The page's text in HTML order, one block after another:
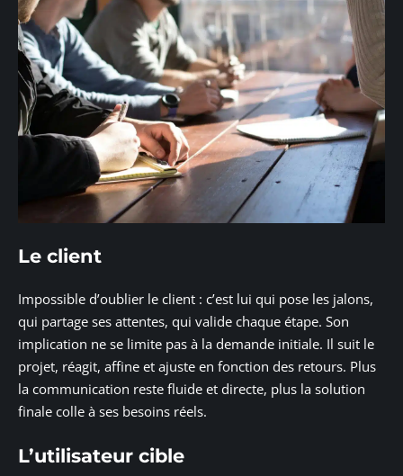
Le client
Impossible d’oublier le client : c’est lui qui pose les jalons,
qui partage ses attentes, qui valide chaque étape. Son
implication ne se limite pas à la demande initiale. Il suit le
projet, réagit, affine et ajuste en fonction des retours. Plus
la communication reste fluide et directe, plus la solution
finale colle à ses besoins réels.
L’utilisateur cible